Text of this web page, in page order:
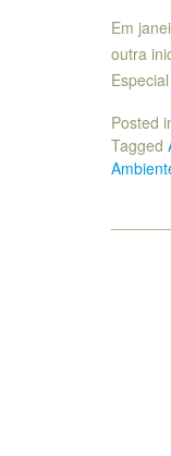
Em
outra
Posted
Tagged